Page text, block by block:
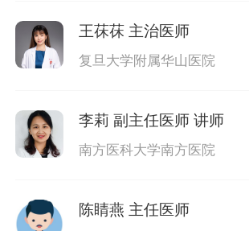
王茠茠 主治医师
复旦大学附属华山医院
李莉 副主任医师 讲师
南方医科大学南方医院
陈睛燕 主任医师